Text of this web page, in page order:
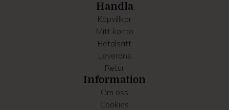
Handla
Köpvillkor
Mitt konto
Betalsätt
Leverans
Retur
Information
Om oss
Cookies